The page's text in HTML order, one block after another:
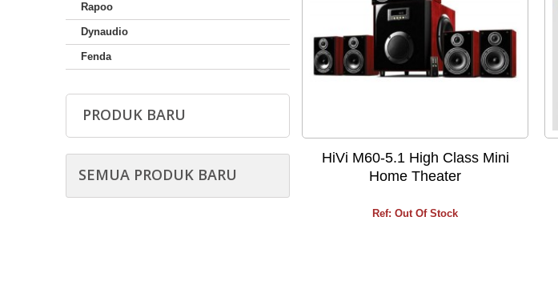
Rapoo
Dynaudio
Fenda
PRODUK BARU
SEMUA PRODUK BARU
HiVi M60-5.1 High Class Mini
Home Theater
Ref: Out Of Stock